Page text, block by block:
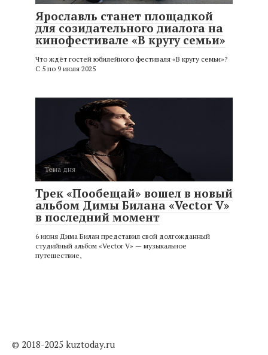
Ярославль станет площадкой
для созидательного диалога на
кинофестивале «В кругу семьи»
Что ждёт гостей юбилейного фестиваля «В кругу семьи»?
С 5 по 9 июля 2025
Тема дня
Трек «Пообещай» вошел в новый
альбом Димы Билана «Vector V»
в последний момент
6 июня Дима Билан представил свой долгожданный
студийный альбом «Vector V» — музыкальное
путешествие,
© 2018-2025 kuztoday.ru